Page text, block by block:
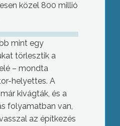
közel 800 millió
mint egy
törlesztik a
– mondta
helyettes. A
kivágták, és a
folyamatban van,
az építkezés